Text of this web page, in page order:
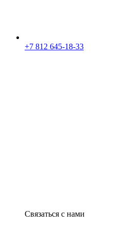
+7 812 645-18-33
Связаться с нами